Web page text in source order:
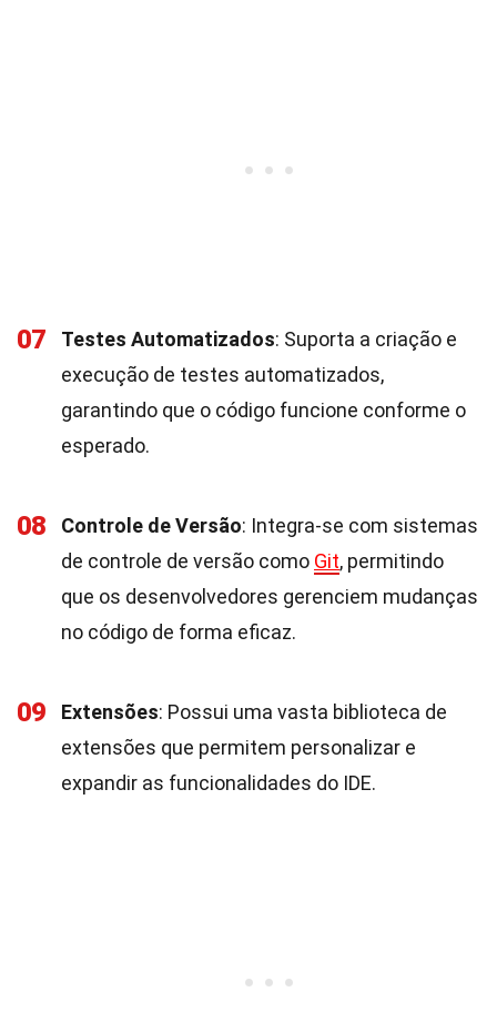
07 Testes Automatizados: Suporta a criação e
execução de testes automatizados,
garantindo que o código funcione conforme o
esperado.
08 Controle de Versão: Integra-se com sistemas
de controle de versão como Git, permitindo
que os desenvolvedores gerenciem mudanças
no código de forma eficaz.
09 Extensões: Possui uma vasta biblioteca de
extensões que permitem personalizar e
expandir as funcionalidades do IDE.